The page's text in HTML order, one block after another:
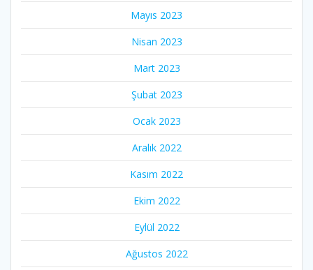
Mayıs 2023
Nisan 2023
Mart 2023
Şubat 2023
Ocak 2023
Aralık 2022
Kasım 2022
Ekim 2022
Eylül 2022
Ağustos 2022